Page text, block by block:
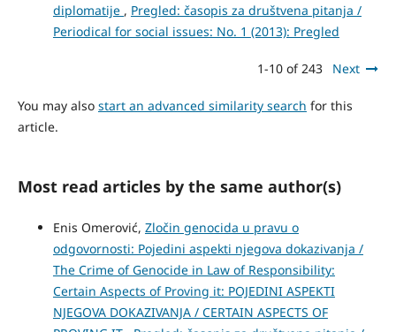
diplomatije , Pregled: časopis za društvena pitanja /
Periodical for social issues: No. 1 (2013): Pregled
1-10 of 243 Next
You may also start an advanced similarity search for this
article.
Most read articles by the same author(s)
Enis Omerović, Zločin genocida u pravu o
odgovornosti: Pojedini aspekti njegova dokazivanja /
The Crime of Genocide in Law of Responsibility:
Certain Aspects of Proving it: POJEDINI ASPEKTI
NJEGOVA DOKAZIVANJA / CERTAIN ASPECTS OF